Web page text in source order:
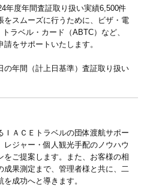
年度年間査証取り扱い実績6,500件
スムーズに行うために、ビザ・電
ラベル・カード（ABTC）など、
をサポートいたします。
年間（計上日基準）査証取り扱い
ＩＡＣＥトラベルの団体渡航サポー
レジャー・個人観光手配のノウハウ
をご提案します。また、お客様の相
成果測定まで、管理者様と共に、二
成功へと導きます。